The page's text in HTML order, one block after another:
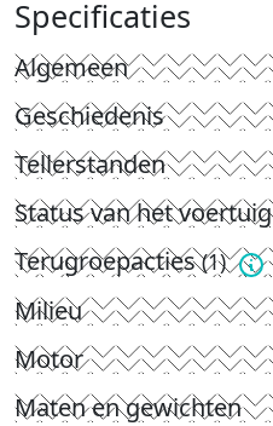
Specificaties
Algemeen
Geschiedenis
Tellerstanden
Status van het voertuig
Terugroepacties(1)
Milieu
Motor
Maten en gewichten